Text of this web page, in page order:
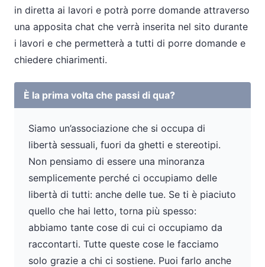
in diretta ai lavori e potrà porre domande attraverso
una apposita chat che verrà inserita nel sito durante
i lavori e che permetterà a tutti di porre domande e
chiedere chiarimenti.
È la prima volta che passi di qua?
Siamo un’associazione che si occupa di
libertà sessuali, fuori da ghetti e stereotipi.
Non pensiamo di essere una minoranza
semplicemente perché ci occupiamo delle
libertà di tutti: anche delle tue. Se ti è piaciuto
quello che hai letto, torna più spesso:
abbiamo tante cose di cui ci occupiamo da
raccontarti. Tutte queste cose le facciamo
solo grazie a chi ci sostiene. Puoi farlo anche